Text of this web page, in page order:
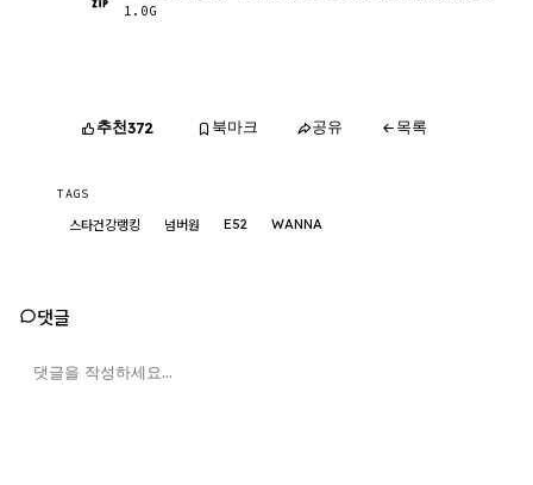
1.0G
추천372 북마크 공유 목록
TAGS
스타건강랭킹 넘버원 E52 WANNA
댓글